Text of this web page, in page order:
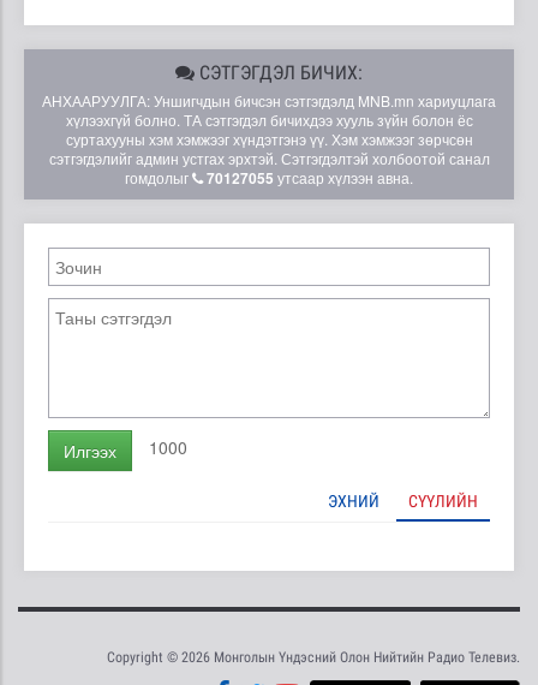
СЭТГЭГДЭЛ БИЧИХ:
АНХААРУУЛГА: Уншигчдын бичсэн сэтгэгдэлд MNB.mn хариуцлага
хүлээхгүй болно. ТА сэтгэгдэл бичихдээ хууль зүйн болон ёс
суртахууны хэм хэмжээг хүндэтгэнэ үү. Хэм хэмжээг зөрчсөн
сэтгэгдэлийг админ устгах эрхтэй. Сэтгэгдэлтэй холбоотой санал
гомдолыг
70127055 утсаар хүлээн авна.
Илгээх 1000
ЭХНИЙ СҮҮЛИЙН
Copyright © 2026 Монголын Үндэсний Олон Нийтийн Радио Телевиз.